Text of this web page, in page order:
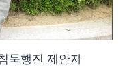
묵행진 제안자